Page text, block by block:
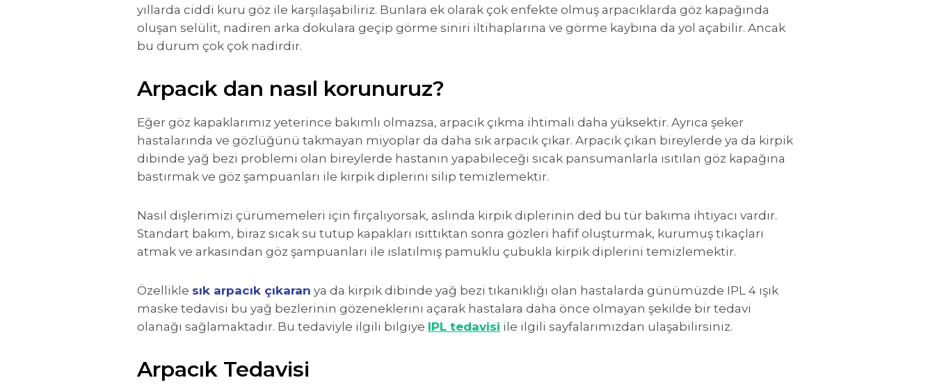
yıllarda ciddi kuru göz ile karşılaşabiliriz. Bunlara ek olarak çok enfekte olmuş arpacıklarda göz kapağında
oluşan selülit, nadiren arka dokulara geçip görme siniri iltihaplarına ve görme kaybına da yol açabilir. Ancak
bu durum çok çok nadirdir.
Arpacık dan nasıl korunuruz?
Eğer göz kapaklarımız yeterince bakımlı olmazsa, arpacık çıkma ihtimali daha yüksektir. Ayrıca şeker
hastalarında ve gözlüğünü takmayan miyoplar da daha sık arpacık çıkar. Arpacık çıkan bireylerde ya da kirpik
dibinde yağ bezi problemi olan bireylerde hastanın yapabileceği sıcak pansumanlarla ısıtılan göz kapağına
bastırmak ve göz şampuanları ile kirpik diplerini silip temizlemektir.
Nasıl dişlerimizi çürümemeleri için fırçalıyorsak, aslında kirpik diplerinin ded bu tür bakıma ihtiyacı vardır.
Standart bakım, biraz sıcak su tutup kapakları ısıttıktan sonra gözleri hafif oluşturmak, kurumuş tıkaçları
atmak ve arkasından göz şampuanları ile ıslatılmış pamuklu çubukla kirpik diplerini temizlemektir.
Özellikle sık arpacık çıkaran ya da kirpik dibinde yağ bezi tıkanıklığı olan hastalarda günümüzde IPL 4 ışık
maske tedavisi bu yağ bezlerinin gözeneklerini açarak hastalara daha önce olmayan şekilde bir tedavi
olanağı sağlamaktadır. Bu tedaviyle ilgili bilgiye IPL tedavisi ile ilgili sayfalarımızdan ulaşabilirsiniz.
Arpacık Tedavisi